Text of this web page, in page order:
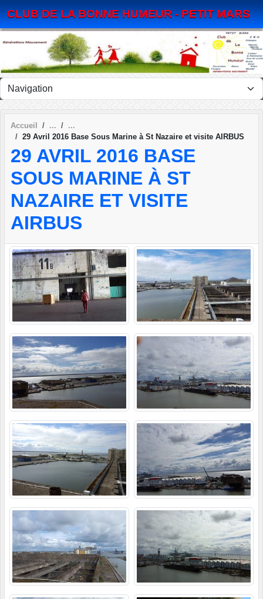
CLUB DE LA BONNE HUMEUR - PETIT MARS
Accueil
29 Avril 2016 Base Sous Marine à St Nazaire et visite AIRBUS
29 AVRIL 2016 BASE
SOUS MARINE À ST
NAZAIRE ET VISITE
AIRBUS